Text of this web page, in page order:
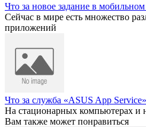
Что за новое задание в
Сейчас в мире есть множество
приложений
Что за служба «ASUS App
На стационарных компьютерах и
Вам также может понравиться